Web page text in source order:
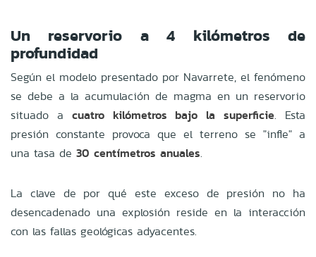
Un reservorio a 4 kilómetros de
profundidad
Según el modelo presentado por Navarrete, el fenómeno
se debe a la acumulación de magma en un reservorio
situado a cuatro kilómetros bajo la superficie. Esta
presión constante provoca que el terreno se "infle" a
una tasa de 30 centímetros anuales.
La clave de por qué este exceso de presión no ha
desencadenado una explosión reside en la interacción
con las fallas geológicas adyacentes.